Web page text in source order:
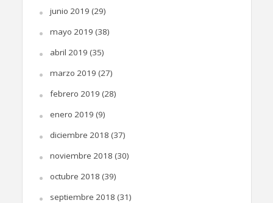
junio 2019 (29)
mayo 2019 (38)
abril 2019 (35)
marzo 2019 (27)
febrero 2019 (28)
enero 2019 (9)
diciembre 2018 (37)
noviembre 2018 (30)
octubre 2018 (39)
septiembre 2018 (31)